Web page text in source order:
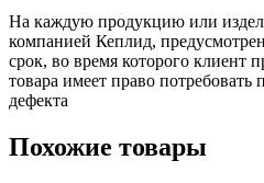
На каждую продукцию или
компанией Кеплид,
срок, во время которого клиент
товара имеет право
дефекта
Похожие товары